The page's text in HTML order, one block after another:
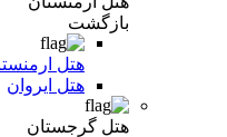
بازگشت
هتل
هتل ایروان
هتل گرجستان